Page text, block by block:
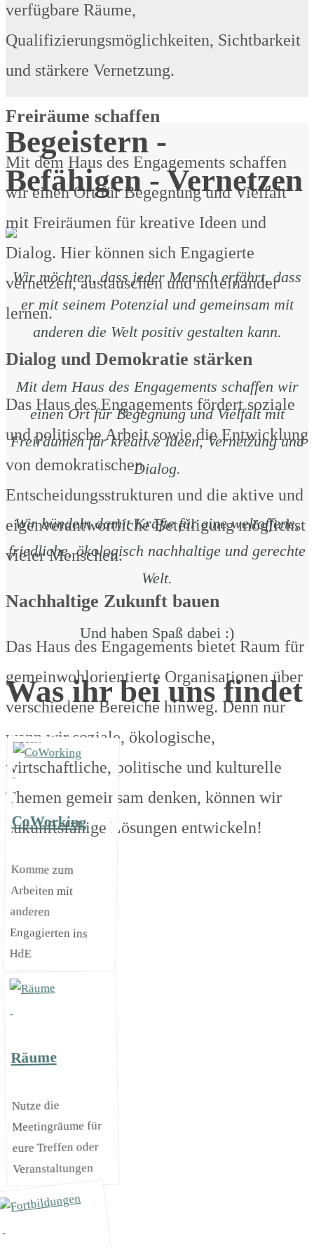
verfügbare Räume,
Qualifizierungsmöglichkeiten, Sichtbarkeit
und stärkere Vernetzung.
Freiräume schaffen
Mit dem Haus des Engagements schaffen
wir einen Ort für Begegnung und Vielfalt
mit Freiräumen für kreative Ideen und
Dialog. Hier können sich Engagierte
vernetzen, austauschen und miteinander
lernen.
Dialog und Demokratie stärken
Das Haus des Engagements fördert soziale
und politische Arbeit sowie die Entwicklung
von demokratischen
Entscheidungsstrukturen und die aktive und
eigenverantwortliche Beteiligung möglichst
vieler Menschen.
Nachhaltige Zukunft bauen
Das Haus des Engagements bietet Raum für
gemeinwohlorientierte Organisationen über
verschiedene Bereiche hinweg. Denn nur
wenn wir soziale, ökologische,
wirtschaftliche, politische und kulturelle
Themen gemeinsam denken, können wir
zukunftsfähige Lösungen entwickeln!
Begeistern -
Befähigen - Vernetzen
Wir möchten, dass jeder Mensch erfährt, dass
er mit seinem Potenzial und gemeinsam mit
anderen die Welt positiv gestalten kann.
Mit dem Haus des Engagements schaffen wir
einen Ort für Begegnung und Vielfalt mit
Freiräumen für kreative Ideen, Vernetzung und
Dialog.
Wir bündeln damit Kräfte für eine weltoffene,
friedliche, ökologisch nachhaltige und gerechte
Welt.
Und haben Spaß dabei :)
Was ihr bei uns findet
CoWorking
Komme zum
Arbeiten mit
anderen
Engagierten ins
HdE
Räume
Nutze die
Meetingräume für
eure Treffen oder
Veranstaltungen